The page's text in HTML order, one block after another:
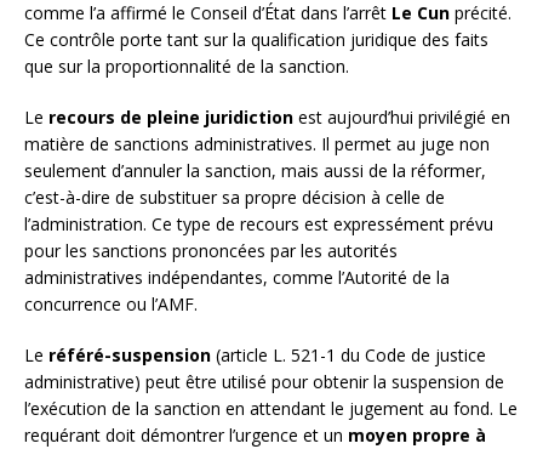
comme l’a affirmé le Conseil d’État dans l’arrêt Le Cun précité.
Ce contrôle porte tant sur la qualification juridique des faits
que sur la proportionnalité de la sanction.
Le recours de pleine juridiction est aujourd’hui privilégié en
matière de sanctions administratives. Il permet au juge non
seulement d’annuler la sanction, mais aussi de la réformer,
c’est-à-dire de substituer sa propre décision à celle de
l’administration. Ce type de recours est expressément prévu
pour les sanctions prononcées par les autorités
administratives indépendantes, comme l’Autorité de la
concurrence ou l’AMF.
Le référé-suspension (article L. 521-1 du Code de justice
administrative) peut être utilisé pour obtenir la suspension de
l’exécution de la sanction en attendant le jugement au fond. Le
requérant doit démontrer l’urgence et un moyen propre à